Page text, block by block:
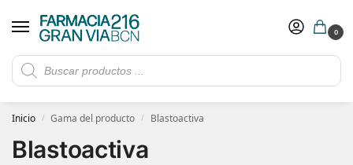
0
Rebajas de verano hasta -30%
​ 5€ de descuento con el cupón 5GRANVIA (compras superiores a 150€)
Inicio / Gama del producto / Blastoactiva
Blastoactiva